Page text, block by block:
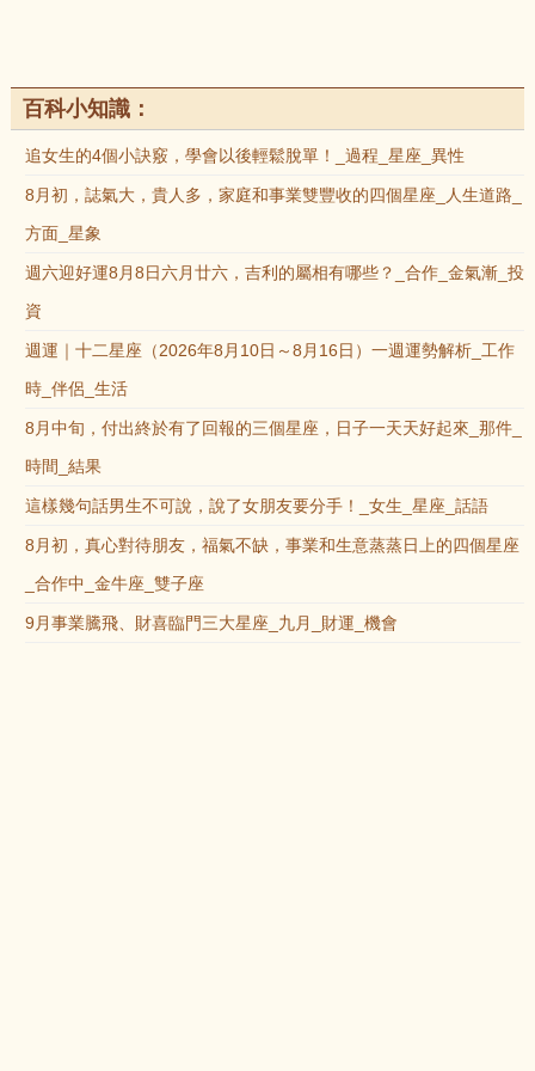
百科小知識：
追女生的4個小訣竅，學會以後輕鬆脫單！_過程_星座_異性
8月初，誌氣大，貴人多，家庭和事業雙豐收的四個星座_人生道路_
方面_星象
週六迎好運8月8日六月廿六，吉利的屬相有哪些？_合作_金氣漸_投
資
週運｜十二星座（2026年8月10日～8月16日）一週運勢解析_工作
時_伴侶_生活
8月中旬，付出終於有了回報的三個星座，日子一天天好起來_那件_
時間_結果
這樣幾句話男生不可說，說了女朋友要分手！_女生_星座_話語
8月初，真心對待朋友，福氣不缺，事業和生意蒸蒸日上的四個星座
_合作中_金牛座_雙子座
9月事業騰飛、財喜臨門三大星座_九月_財運_機會